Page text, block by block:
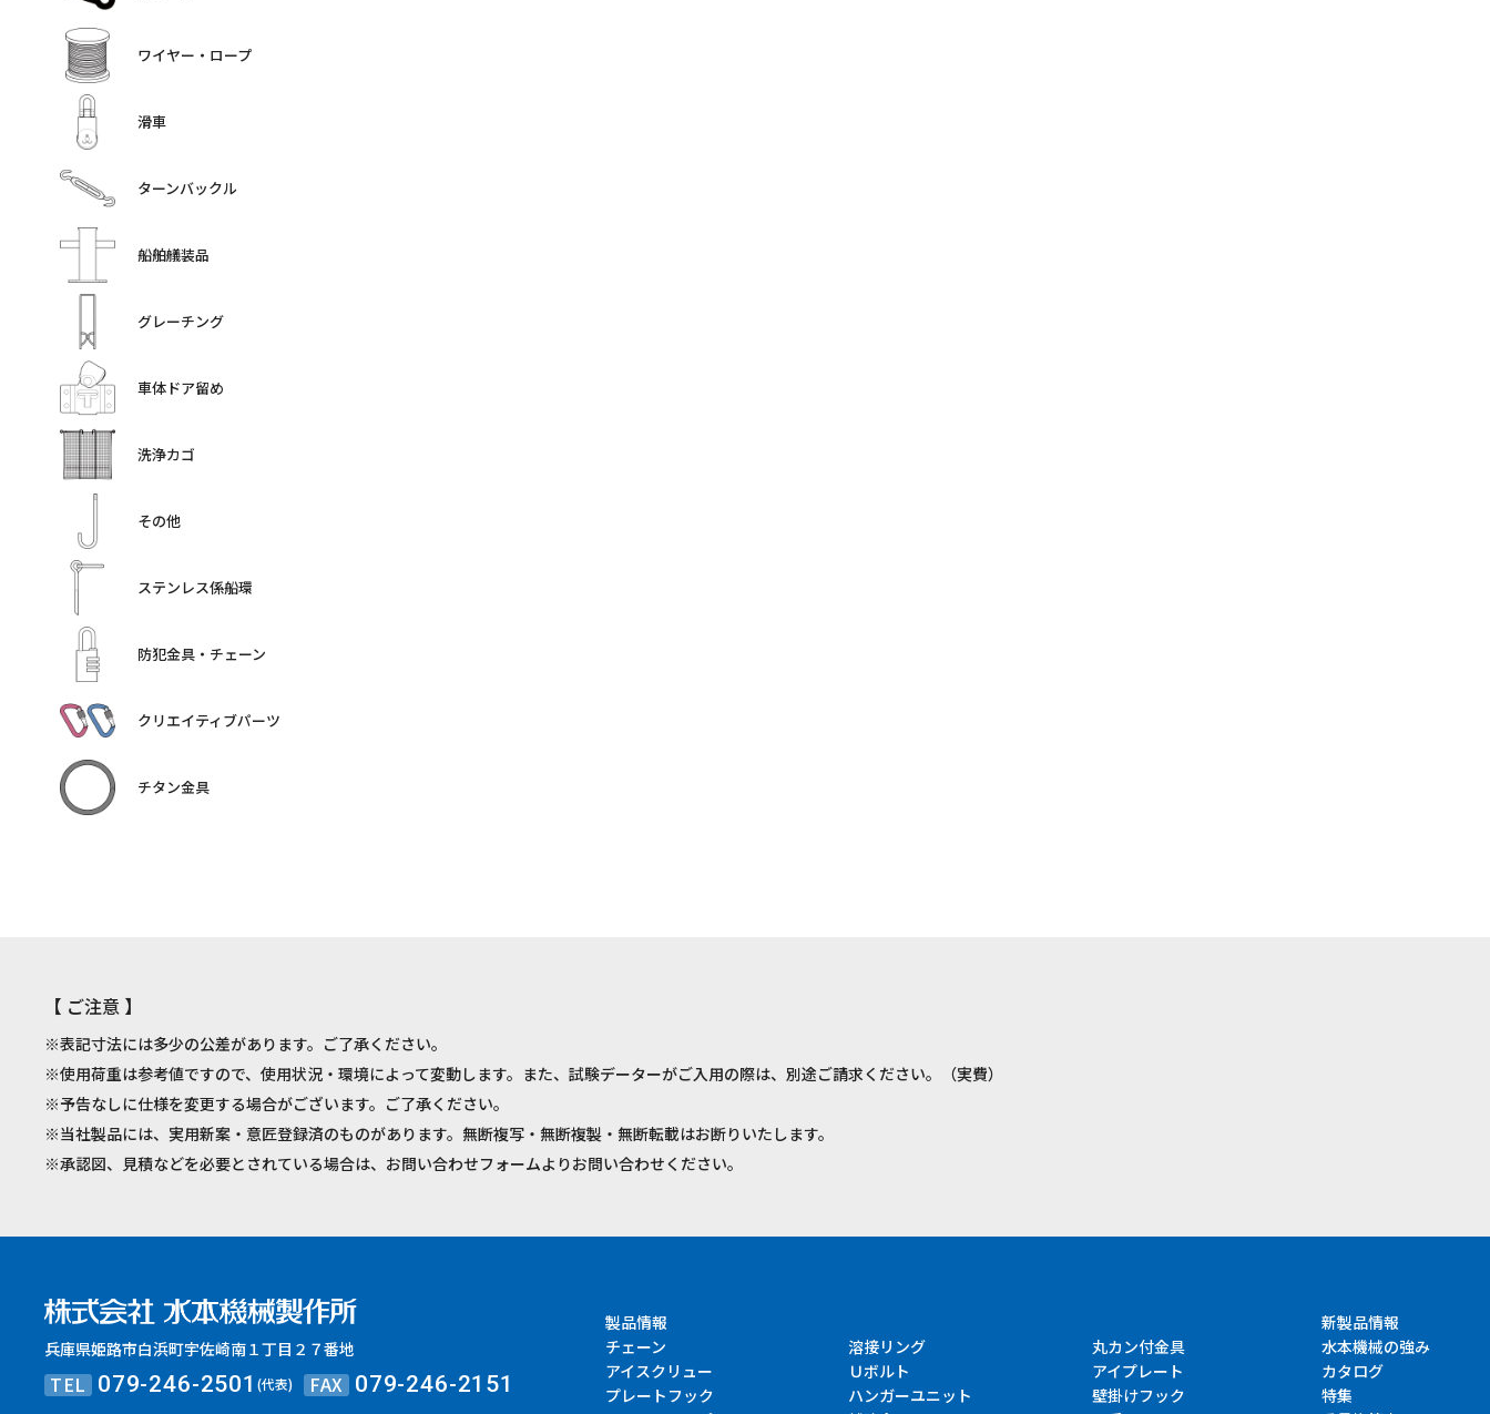
ワイヤー・ロープ
滑車
ターンバックル
船舶艤装品
グレーチング
車体ドア留め
洗浄カゴ
その他
ステンレス係船環
防犯金具・チェーン
クリエイティブパーツ
チタン金具
【 ご注意 】
※表記寸法には多少の公差があります。ご了承ください。
※使用荷重は参考値ですので、使用状況・環境によって変動します。また、試験データーがご入用の際は、別途ご請求ください。（実費）
※予告なしに仕様を変更する場合がございます。ご了承ください。
※当社製品には、実用新案・意匠登録済のものがあります。無断複写・無断複製・無断転載はお断りいたします。
※承認図、見積などを必要とされている場合は、お問い合わせフォームよりお問い合わせください。
兵庫県姫路市白浜町宇佐崎南１丁目２７番地
TEL 079-246-2501(代表) FAX 079-246-2151
製品情報
チェーン
溶接リング
丸カン付金具
アイスクリュー
Ｕボルト
アイプレート
プレートフック
ハンガーユニット
壁掛けフック
新製品情報
水本機械の強み
カタログ
特集